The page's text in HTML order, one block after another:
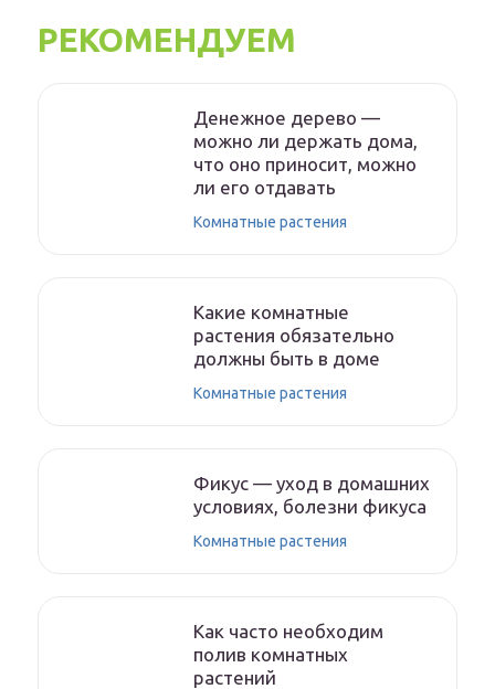
РЕКОМЕНДУЕМ
Денежное дерево —
можно ли держать дома,
что оно приносит, можно
ли его отдавать
Комнатные растения
Какие комнатные
растения обязательно
должны быть в доме
Комнатные растения
Фикус — уход в домашних
условиях, болезни фикуса
Комнатные растения
Как часто необходим
полив комнатных
растений